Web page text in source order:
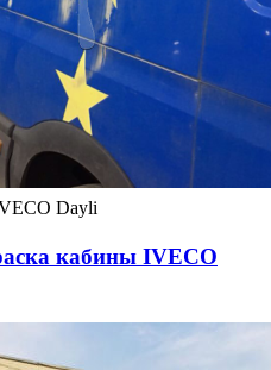
Dayli
кабины IVECO